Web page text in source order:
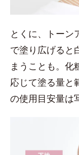
とくに、トーン
で塗り広げると
まうことも。化
応じて塗る量と
の使用目安量は